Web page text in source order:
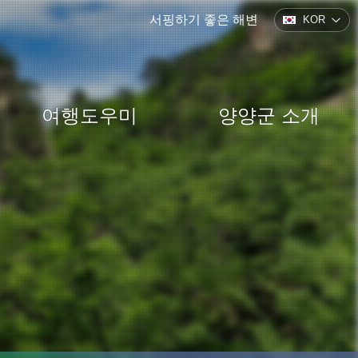
서핑하기 좋은 해변 KOR
여행도우미 양양군 소개